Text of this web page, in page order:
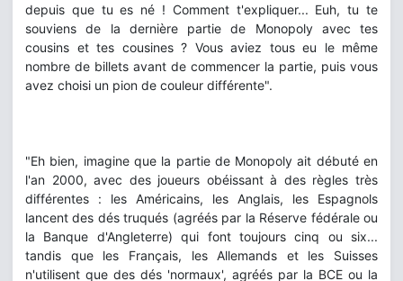
depuis que tu es né ! Comment t'expliquer... Euh, tu te
souviens de la dernière partie de Monopoly avec tes
cousins et tes cousines ? Vous aviez tous eu le même
nombre de billets avant de commencer la partie, puis vous
avez choisi un pion de couleur différente".
"Eh bien, imagine que la partie de Monopoly ait débuté en
l'an 2000, avec des joueurs obéissant à des règles très
différentes : les Américains, les Anglais, les Espagnols
lancent des dés truqués (agréés par la Réserve fédérale ou
la Banque d'Angleterre) qui font toujours cinq ou six...
tandis que les Français, les Allemands et les Suisses
n'utilisent que des dés 'normaux', agréés par la BCE ou la